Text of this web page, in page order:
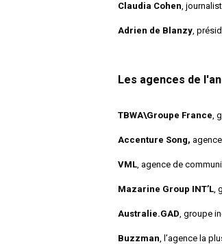
Claudia Cohen,
Adrien de Blanzy,
Les agences de
TBWA\Groupe France,
Accenture Song,
VML, agence de
Mazarine Group INT’L,
Australie.GAD, groupe
Buzzman, l’agence la